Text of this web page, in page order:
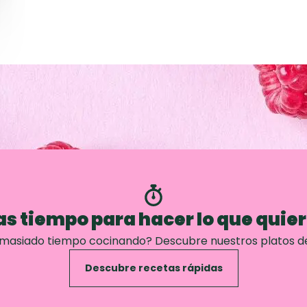
tiempo para hacer lo que
tiempo cocinando? Descubre nuestros platos
Descubre recetas rápidas